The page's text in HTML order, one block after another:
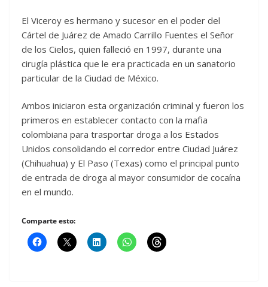
El Viceroy es hermano y sucesor en el poder del
Cártel de Juárez de Amado Carrillo Fuentes el Señor
de los Cielos, quien falleció en 1997, durante una
cirugía plástica que le era practicada en un sanatorio
particular de la Ciudad de México.
Ambos iniciaron esta organización criminal y fueron los
primeros en establecer contacto con la mafia
colombiana para trasportar droga a los Estados
Unidos consolidando el corredor entre Ciudad Juárez
(Chihuahua) y El Paso (Texas) como el principal punto
de entrada de droga al mayor consumidor de cocaína
en el mundo.
Comparte esto: